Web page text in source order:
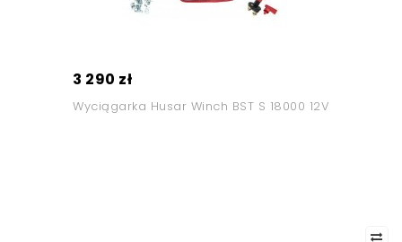
3 290 zł
Wyciągarka Husar Winch BST S 18000 12V